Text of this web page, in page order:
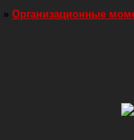
» Организационные